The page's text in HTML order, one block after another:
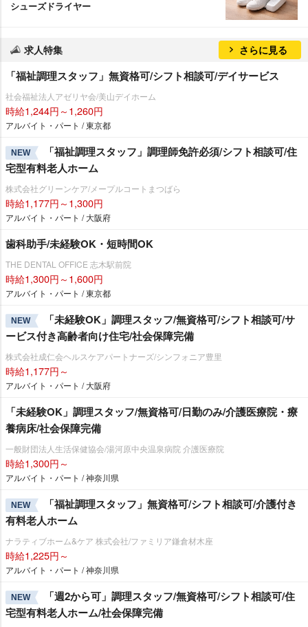
シューズドライヤー
求人特集 さらに見る
「福祉調理スタッフ」無資格可/シフト相談可/デイサービス
社会福祉法人アゼリヤ会/美山デイホーム
時給1,244円～1,260円
アルバイト・パート / 東京都
NEW
「福祉調理スタッフ」調理師免許必須/シフト相談可/住
宅型有料老人ホーム
株式会社グリーンケア/メープルコートまつばら
時給1,177円～1,300円
アルバイト・パート / 大阪府
歯科助手/未経験OK・短時間OK
THE DENTAL OFFICE 志木駅前院
時給1,300円～1,600円
アルバイト・パート / 東京都
NEW
「未経験OK」調理スタッフ/無資格可/シフト相談可/サ
ービス付き高齢者向け住宅/社会保障完備
株式会社成仁会ヘルスケアパートナーズ/シンフォニア豊里
時給1,177円～
アルバイト・パート / 大阪府
「未経験OK」調理スタッフ/無資格可/日勤のみ/介護医療院・療
養病床/社会保障完備
一般財団法人生活保健協会/湯河原中央温泉病院 介護医療院
時給1,300円～
アルバイト・パート / 神奈川県
NEW
「福祉調理スタッフ」無資格可/シフト相談可/介護付き
有料老人ホーム
ナラティブホーム&ケア 株式会社/ファミリア鎌倉材木座
時給1,225円～
アルバイト・パート / 神奈川県
NEW
「週2から可」調理スタッフ/無資格可/シフト相談可/住
宅型有料老人ホーム/社会保障完備